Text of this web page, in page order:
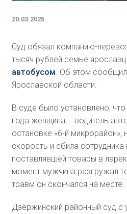
20.03.2025
Суд обязал компанию-
тысяч рублей семье
автобусом. Об этом
Ярославской области.
В суде было установлено,
года женщина – водитель
остановке «6-й
скорость и сбила сотрудника
поставлявшей товары в
момент мужчина разгружал
травм он скончался на месте.
Дзержинский районный суд